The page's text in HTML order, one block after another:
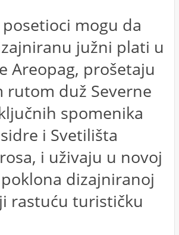
mogu da
južni plati u
Areopag, prošetaju
rutom duž Severne
spomenika
i Svetilišta
i uživaju u novoj
dizajniranoj
rastuću turističku